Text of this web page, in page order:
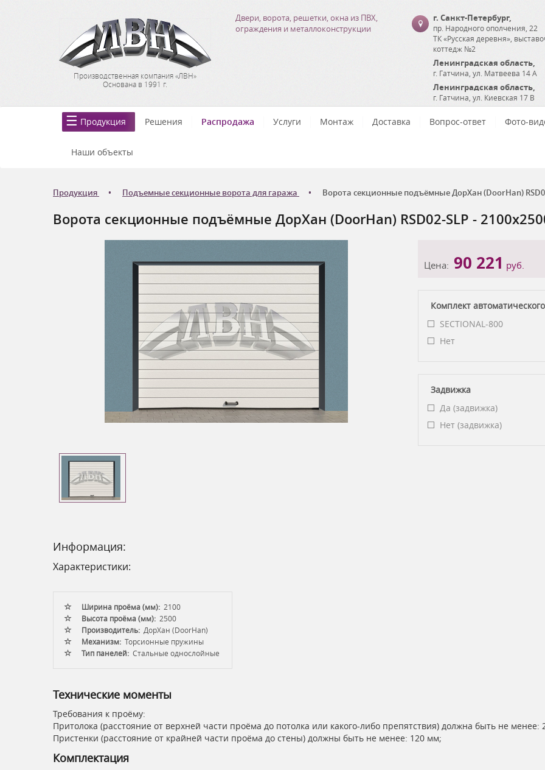
Производственная компания «ЛВН»
Основана в 1991 г.
Двери, ворота, решетки, окна из ПВХ,
ограждения и металлоконструкции
г. Санкт-Петербург,
пр. Народного ополчения, 22
ТК «Русская деревня»,
коттедж №2
Ленинградская область,
г. Гатчина ул. Матвеева 14 А
Ленинградская область,
г. Гатчина ул. Киевская 17 В
Продукция Решения Распродажа Услуги Монтаж Доставка Вопрос-ответ Фото-
Наши объекты
Продукция Подъемные секционные ворота для гаража Ворота секционные подъёмные ДорХан (DoorHan)
Ворота секционные подъёмные ДорХан (DoorHan) RSD02-SLP -
Цена: 90 221 руб.
Комплект
SECTIONAL-800
Нет
Задвижка
Да (задвижка)
Нет (задвижка)
Информация:
Характеристики:
Ширина проёма (мм): 2100
Высота проёма (мм): 2500
Производитель: ДорХан (DoorHan)
Механизм: Торсионные пружины
Тип панелей: Стальные однослойные
Технические моменты
Требования к проёму:
Притолока (расстояние от верхней части проёма до потолка или какого-либо препятствия) должна быть не менее:
Пристенки (расстояние от крайней части проёма до стены) должны быть не менее: 120 мм;
Комплектация